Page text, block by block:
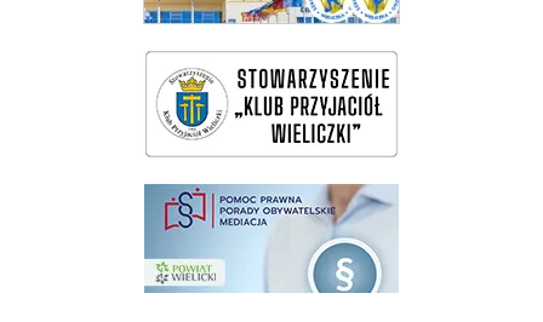
wieliczka-wieliczanie na bis
pomoc prawna wieliczka